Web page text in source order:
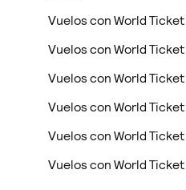
Vuelos con World
Vuelos con World
Vuelos con World
Vuelos con World Ticket
Vuelos con World Ticket
Vuelos con World Ticket